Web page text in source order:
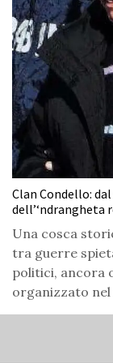
Clan Condello:
dell’‘ndrangheta
Una cosca
tra guerre
politici, ancora
organizzato